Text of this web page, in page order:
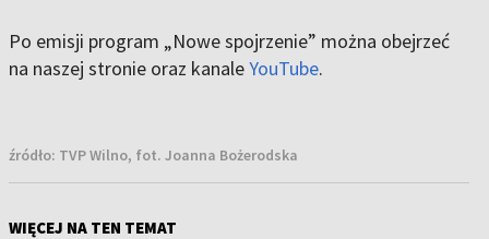
Po emisji program „Nowe spojrzenie” można obejrzeć
na naszej stronie oraz kanaleYouTube.
źródło: TVP Wilno, fot. Joanna Bożerodska
WIĘCEJ NA TEN TEMAT